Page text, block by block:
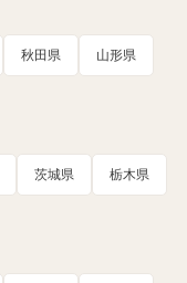
秋田県 山形県
茨城県 栃木県